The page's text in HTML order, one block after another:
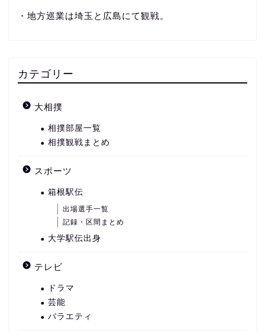
・地方巡業は埼玉と広島にて観戦。
カテゴリー
大相撲
相撲部屋一覧
相撲観戦まとめ
スポーツ
箱根駅伝
出場選手一覧
記録・区間まとめ
大学駅伝出身
テレビ
ドラマ
芸能
バラエティ